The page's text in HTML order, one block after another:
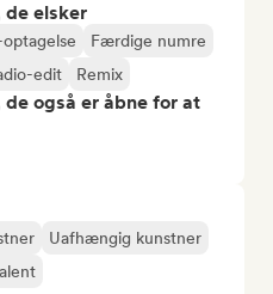
de elsker
Færdige numre
edit Remix
også er åbne for at
Uafhængig kunstner